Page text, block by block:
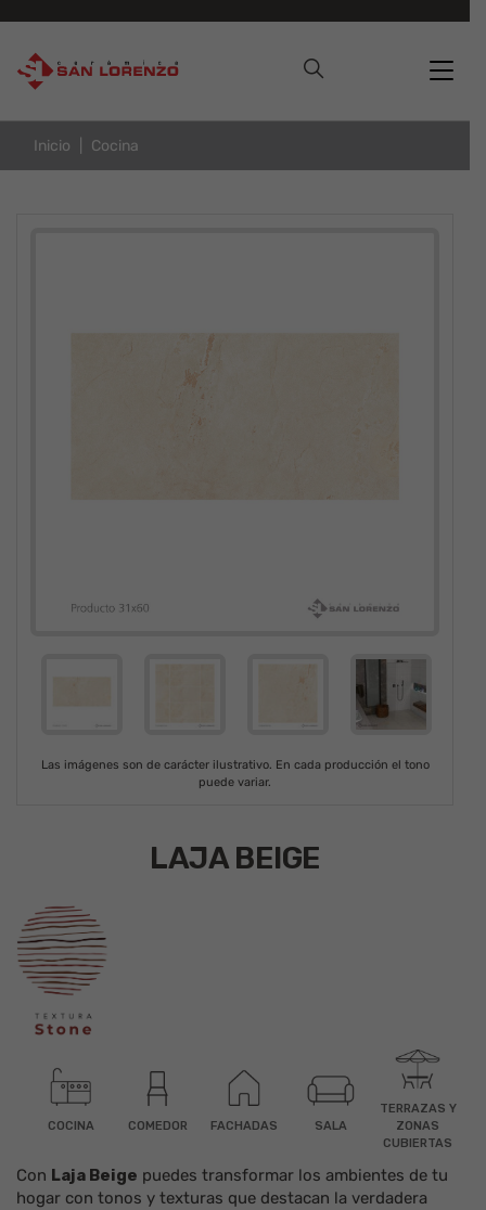
Inicio Cocina
Las imágenes son de carácter ilustrativo. En cada producción el tono
puede variar.
LAJA BEIGE
COCINA COMEDOR FACHADAS SALA
TERRAZAS Y
ZONAS
CUBIERTAS
Con Laja Beige puedes transformar los ambientes de tu
hogar con tonos y texturas que destacan la verdadera